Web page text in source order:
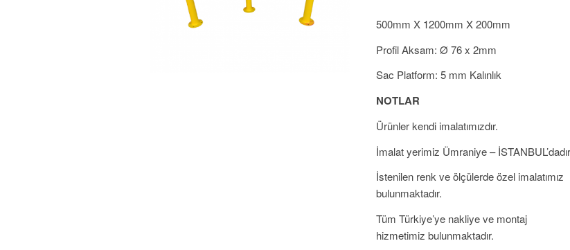
500mm X 1200mm X 200mm
Profil Aksam: Ø 76 x 2mm
Sac Platform: 5 mm Kalınlık
NOTLAR
Ürünler kendi imalatımızdır.
İmalat yerimiz Ümraniye –
İstenilen renk ve ölçülerde özel imalatımız
bulunmaktadır.
Tüm Türkiye’ye nakliye ve montaj
hizmetimiz bulunmaktadır.